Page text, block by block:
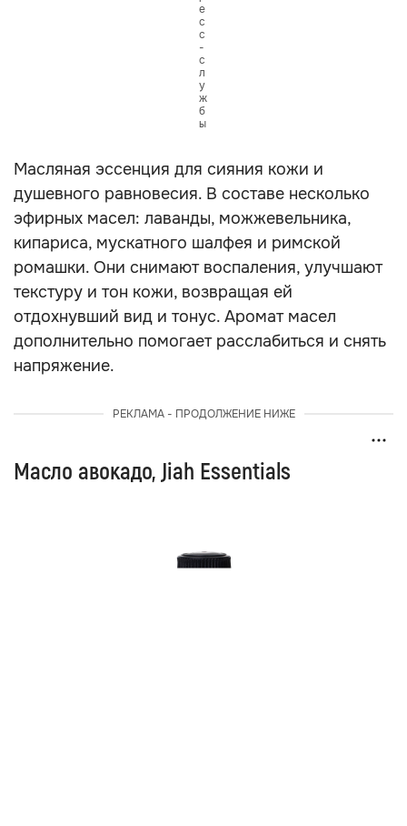
е
с
с
-
с
л
у
ж
б
ы
Масляная эссенция для сияния кожи и
душевного равновесия. В составе несколько
эфирных масел: лаванды, можжевельника,
кипариса, мускатного шалфея и римской
ромашки. Они снимают воспаления, улучшают
текстуру и тон кожи, возвращая ей
отдохнувший вид и тонус. Аромат масел
дополнительно помогает расслабиться и снять
напряжение.
РЕКЛАМА - ПРОДОЛЖЕНИЕ НИЖЕ
Масло авокадо, Jiah Essentials